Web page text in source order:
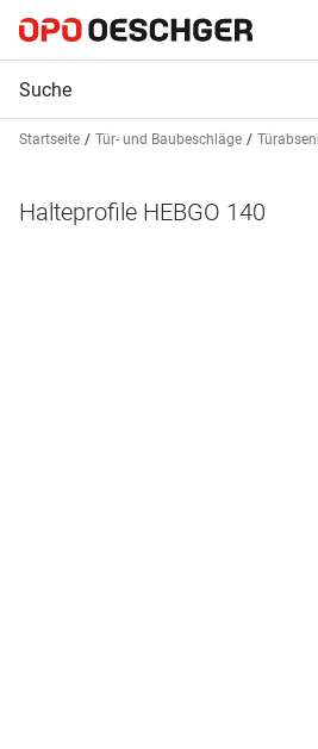
Startseite Tür- und Baubeschläge
Halteprofile HEBGO 140